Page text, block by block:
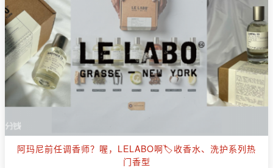
阿玛尼前任调香师？喔，LELABO啊🏷️收香水、洗护系列热
门香型